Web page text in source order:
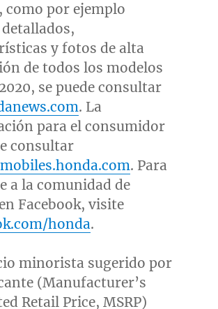
como por ejemplo
y fotos de alta
de todos los modelos
se puede consultar
. La
para el consumidor
consultar
. Para
a la comunidad de
Facebook, visite
honda.
minorista sugerido por
(Manufacturer’s
Retail Price, MSRP)